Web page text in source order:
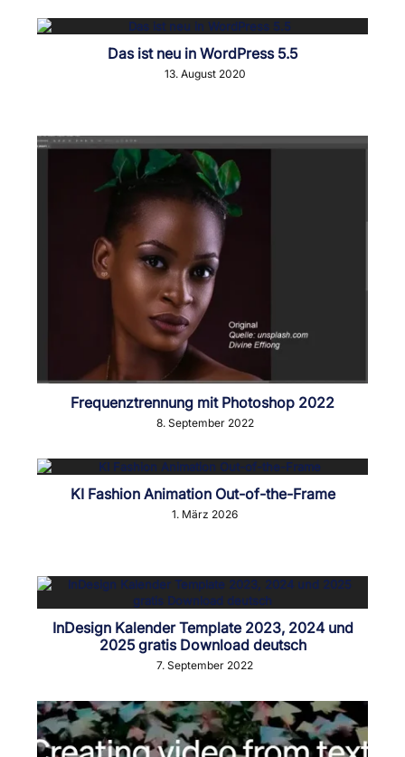
Das ist neu in WordPress 5.5
13. August 2020
Frequenztrennung mit Photoshop 2022
8. September 2022
KI Fashion Animation Out-of-the-Frame
1. März 2026
InDesign Kalender Template 2023, 2024 und
2025 gratis Download deutsch
7. September 2022